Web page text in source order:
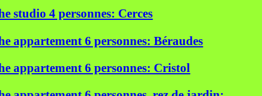
studio 4 personnes: Cerces
appartement 6 personnes: Béraudes
appartement 6 personnes: Cristol